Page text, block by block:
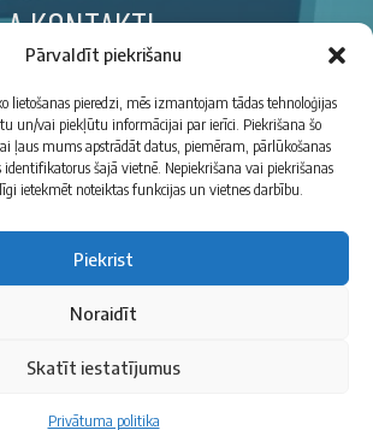
Pārvaldīt piekrišanu
lietošanas pieredzi, mēs izmantojam tādas tehnoloģijas
un/vai piekļūtu informācijai par ierīci. Piekrišana šo
ļaus mums apstrādāt datus, piemēram, pārlūkošanas
šajā vietnē. Nepiekrišana vai piekrišanas
ietekmēt noteiktas funkcijas un vietnes darbību.
Piekrist
Noraidīt
Skatīt iestatījumus
Privātuma politika
KONTAKTI